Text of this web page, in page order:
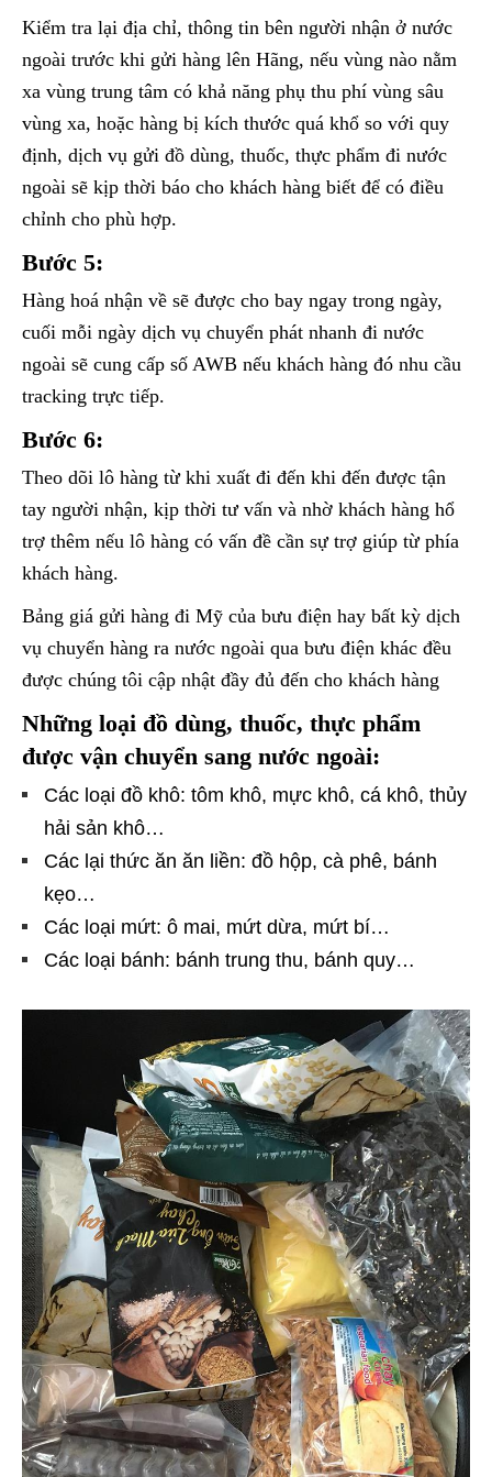
Kiểm tra lại địa chỉ, thông tin bên người nhận ở nước
ngoài trước khi gửi hàng lên Hãng, nếu vùng nào nằm
xa vùng trung tâm có khả năng phụ thu phí vùng sâu
vùng xa, hoặc hàng bị kích thước quá khổ so với quy
định, dịch vụ gửi đồ dùng, thuốc, thực phẩm đi nước
ngoài sẽ kịp thời báo cho khách hàng biết để có điều
chỉnh cho phù hợp.
Bước 5:
Hàng hoá nhận về sẽ được cho bay ngay trong ngày,
cuối mỗi ngày dịch vụ chuyển phát nhanh đi nước
ngoài sẽ cung cấp số AWB nếu khách hàng đó nhu cầu
tracking trực tiếp.
Bước 6:
Theo dõi lô hàng từ khi xuất đi đến khi đến được tận
tay người nhận, kịp thời tư vấn và nhờ khách hàng hổ
trợ thêm nếu lô hàng có vấn đề cần sự trợ giúp từ phía
khách hàng.
Bảng giá gửi hàng đi Mỹ của bưu điện hay bất kỳ dịch
vụ chuyển hàng ra nước ngoài qua bưu điện khác đều
được chúng tôi cập nhật đầy đủ đến cho khách hàng
Những loại đồ dùng, thuốc, thực phẩm
được vận chuyển sang nước ngoài:
Các loại đồ khô: tôm khô, mực khô, cá khô, thủy
hải sản khô…
Các lại thức ăn ăn liền: đồ hộp, cà phê, bánh
kẹo…
Các loại mứt: ô mai, mứt dừa, mứt bí…
Các loại bánh: bánh trung thu, bánh quy…